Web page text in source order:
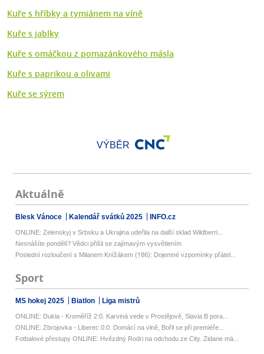
Kuře s hříbky a tymiánem na víně
Kuře s jablky
Kuře s omáčkou z pomazánkového másla
Kuře s paprikou a olivami
Kuře se sýrem
VÝBĚR
Aktuálně
Blesk Vánoce Kalendář svátků 2025 INFO.cz
ONLINE: Zelenskyj v Srbsku a Ukrajina udeřila na další sklad Wildberri...
Nesnášíte pondělí? Vědci přišli se zajímavým vysvětlením
Poslední rozloučení s Milanem Knížákem (†86): Dojemné vzpomínky přátel...
Sport
MS hokej 2025 Biatlon Liga mistrů
ONLINE: Dukla - Kroměříž 2:0. Karviná vede v Prostějově, Slavia B pora...
ONLINE: Zbrojovka - Liberec 0:0. Domácí na vlně, Bořil se při premiéře...
Fotbalové přestupy ONLINE: Hvězdný Rodri na odchodu ze City. Zidane má...